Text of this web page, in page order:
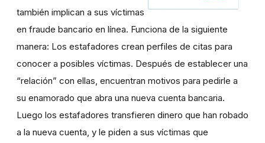
también implican a sus víctimas
en fraude bancario en línea. Funciona de la siguiente
manera: Los estafadores crean perfiles de citas para
conocer a posibles víctimas. Después de establecer una
“relación” con ellas, encuentran motivos para pedirle a
su enamorado que abra una nueva cuenta bancaria.
Luego los estafadores transfieren dinero que han robado
a la nueva cuenta, y le piden a sus víctimas que